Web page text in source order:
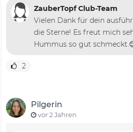
ZauberTopf Club-Team
Vielen Dank für dein
die Sterne! Es freut mich
Hummus so gut
2
Pilgerin
vor 2 Jahren